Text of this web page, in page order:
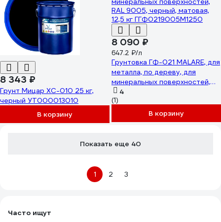
8 343 ₽
Грунт Мицар ХС-010 25 кг,
черный УТ000013010
В корзину
8 090 ₽
647.2 ₽/л
Грунтовка ГФ-021 MALARE, для
металла, по дереву, для
минеральных поверхностей,
RAL 9005, черный, матовая,
12,5 кг ГГФ0219005М1250
4
(1)
В корзину
Показать еще 40
1 2 3
Часто ищут